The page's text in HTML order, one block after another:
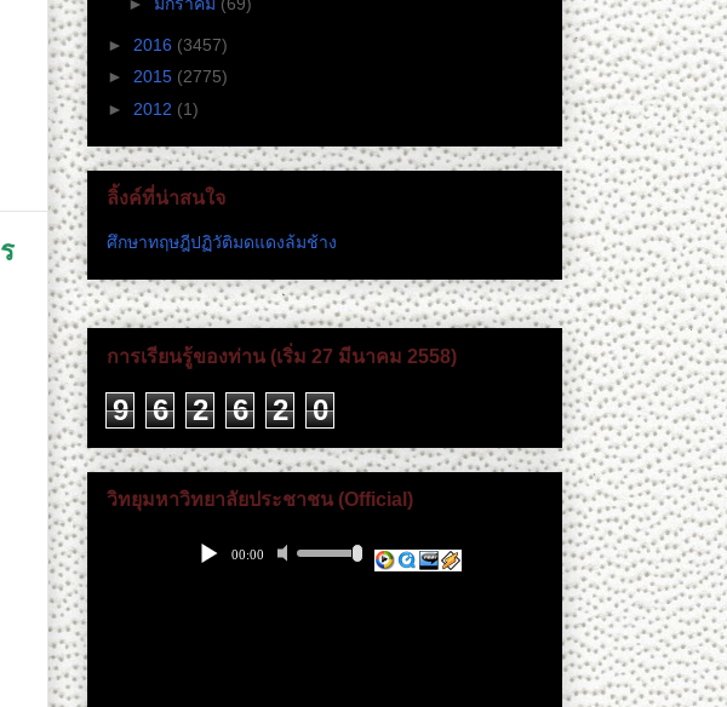
► 2016 (3457)
► 2015 (2775)
► 2012 (1)
ลิ้งค์ที่น่าสนใจ
ศึกษาทฤษฎีปฏิวัติมดแดงล้มช้าง
การเรียนรู้ของท่าน (เริ่ม 27 มีนาคม 2558)
9 6 2 6 2 0
วิทยุมหาวิทยาลัยประชาชน (Official)